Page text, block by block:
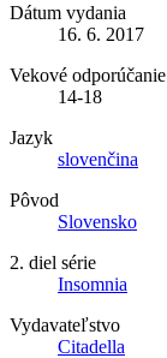
Dátum vydania
16. 6. 2017
Vekové odporúčanie
14-18
Jazyk
slovenčina
Pôvod
Slovensko
2. diel série
Insomnia
Vydavateľstvo
Citadella